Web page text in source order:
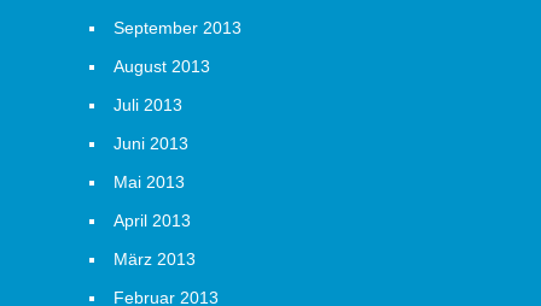
September 2013
August 2013
Juli 2013
Juni 2013
Mai 2013
April 2013
März 2013
Februar 2013